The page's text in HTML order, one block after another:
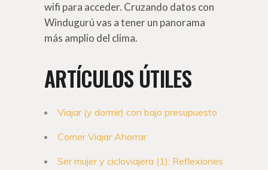
wifi para acceder. Cruzando datos con
Windugurú vas a tener un panorama
más amplio del clima.
ARTÍCULOS ÚTILES
Viajar (y dormir) con bajo presupuesto
Comer Viajar Ahorrar
Ser mujer y cicloviajera (1): Reflexiones